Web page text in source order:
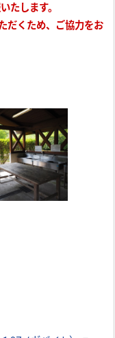
たします。
だくため、ご協力をお